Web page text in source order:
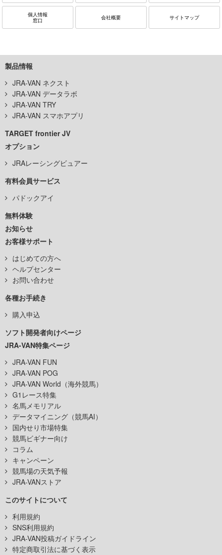
個人情報
窓口
会社概要 サイトマップ
製品情報
JRA-VAN ネクスト
JRA-VAN データラボ
JRA-VAN TRY
JRA-VAN スマホアプリ
TARGET frontier JV
オプション
JRAレーシングビュアー
有料会員サービス
パドックアイ
無料体験
お知らせ
お客様サポート
はじめての方へ
ヘルプセンター
お問い合わせ
各種お手続き
購入申込
ソフト開発者向けページ
JRA-VAN特集ページ
JRA-VAN FUN
JRA-VAN POG
JRA-VAN World（海外競馬）
G1レース特集
名馬メモリアル
データマイニング（競馬AI）
国内せり市場特集
競馬ビギナー向け
コラム
キャンペーン
競馬場の天気予報
JRA-VANストア
このサイトについて
利用規約
SNS利用規約
JRA-VAN投稿ガイドライン
特定商取引法に基づく表示